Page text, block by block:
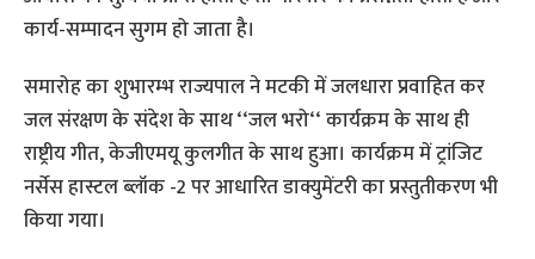
कार्य-सम्पादन सुगम हो जाता है।
समारोह का शुभारम्भ राज्यपाल ने मटकी में जलधारा प्रवाहित कर
जल संरक्षण के संदेश के साथ ‘‘जल भरो‘‘ कार्यक्रम के साथ ही
राष्ट्रीय गीत, केजीएमयू कुलगीत के साथ हुआ। कार्यक्रम में ट्रांजिट
नर्सेस हास्टल ब्लॉक -2 पर आधारित डाक्युमेंटरी का प्रस्तुतीकरण भी
किया गया।